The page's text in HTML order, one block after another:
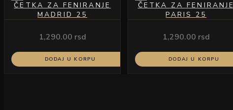
ČETKA ZA FENIRANJE
MADRID 25
1,290.00 rsd
DODAJ U KORPU
ČETKA ZA FENIRANJE
PARIS 25
1,290.00 rsd
DODAJ U KORPU